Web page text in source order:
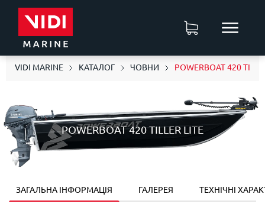
VIDI MARINE КАТАЛОГ ЧОВНИ POWERBOAT 420
POWERBOAT 420 TILLER LITE
ЗАГАЛЬНА ІНФОРМАЦІЯ ГАЛЕРЕЯ ТЕХНІЧНІ